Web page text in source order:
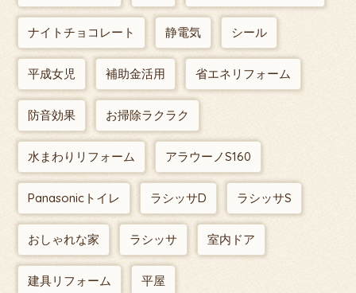
ナイトチョコレート 静電気 シール
平成女児 補助金活用 省エネリフォーム
防音効果 お掃除ラクラク
水まわりリフォーム アラウーノS160
Panasonicトイレ ラシッサD ラシッサS
おしゃれな家 ラシッサ 室内ドア
建具リフォーム 平屋